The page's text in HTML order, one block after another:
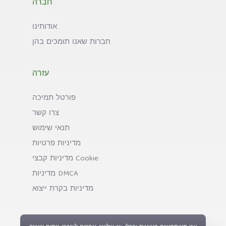
חברה
אודותינו
חברות שאנו תומכים בהן
עזרה
פורטל תמיכה
צרו קשר
תנאי שימוש
מדיניות פרטיות
מדיניות קבצי Cookie
מדיניות DMCA
מדיניות בקרת ייצוא